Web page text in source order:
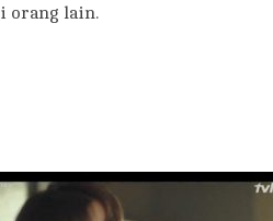
orang lain.